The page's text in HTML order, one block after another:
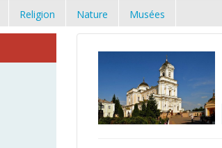
Religion Nature Musées